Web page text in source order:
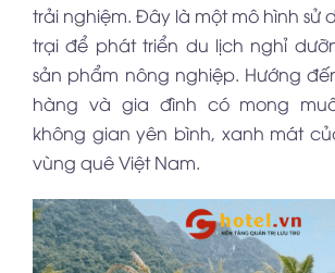
trải nghiệm. Đây là một mô hình sử
trại để phát triển du lịch nghỉ
sản phẩm nông nghiệp. Hướng
hàng và gia đình có mong
không gian yên bình, xanh mát
vùng quê Việt Nam.